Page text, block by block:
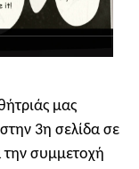
μας
3η σελίδα σε
την συμμετοχή